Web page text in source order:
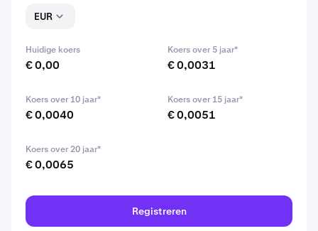
EUR
Huidige koers
€ 0,00
Koers over 5 jaar*
€ 0,0031
Koers over 10 jaar*
€ 0,0040
Koers over 15 jaar*
€ 0,0051
Koers over 20 jaar*
€ 0,0065
Registreren